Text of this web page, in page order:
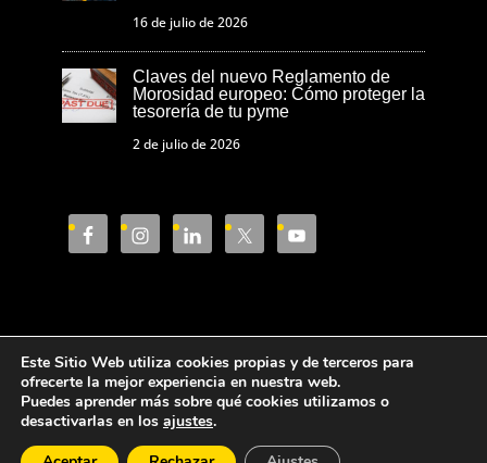
16 de julio de 2026
Claves del nuevo Reglamento de
Morosidad europeo: Cómo proteger la
tesorería de tu pyme
2 de julio de 2026
Aviso Legal
Política de privacidad
Política de cookies
Este Sitio Web utiliza cookies propias y de terceros para
ofrecerte la mejor experiencia en nuestra web.
Puedes aprender más sobre qué cookies utilizamos o
desactivarlas en los ajustes.